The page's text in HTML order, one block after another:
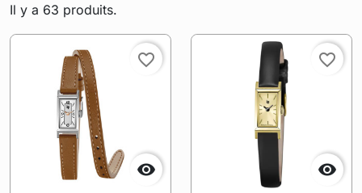
Il y a 63 produits.

favorite_border

favorite_border